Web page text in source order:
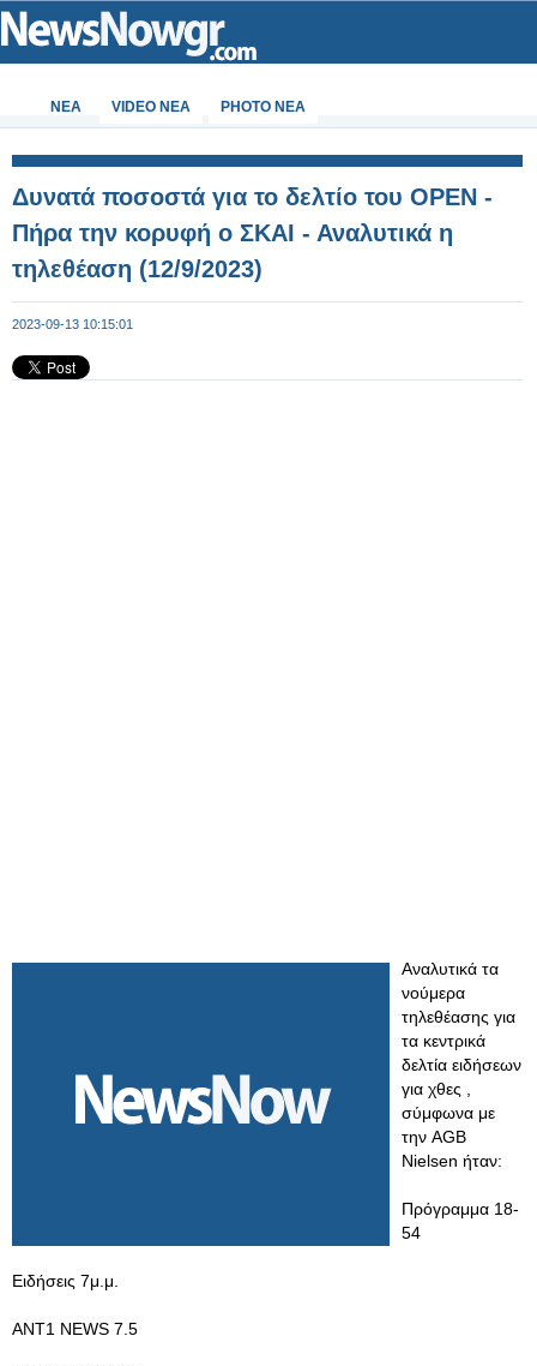
ΝΕΑ VIDEO NEA PHOTO NEA
Δυνατά ποσοστά για το δελτίο του OPEN -
Πήρα την κορυφή ο ΣΚΑΙ - Αναλυτικά η
τηλεθέαση (12/9/2023)
2023-09-13 10:15:01
Αναλυτικά τα
νούμερα
τηλεθέασης για
τα κεντρικά
δελτία ειδήσεων
για χθες ,
σύμφωνα με
την AGB
Nielsen ήταν:
Πρόγραμμα 18-
54
Ειδήσεις 7μ.μ.
ΑΝΤ1 NEWS 7.5